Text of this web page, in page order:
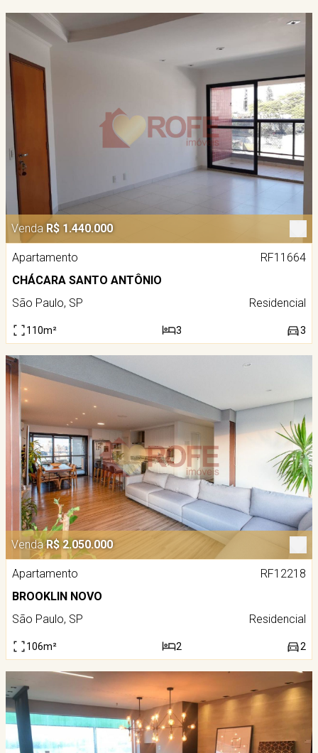
Venda R$ 1.440.000
Apartamento
RF11664
CHÁCARA SANTO ANTÔNIO
São Paulo, SP
Residencial
110m² 3 3
Venda R$ 2.050.000
Apartamento
RF12218
BROOKLIN NOVO
São Paulo, SP
Residencial
106m² 2 2